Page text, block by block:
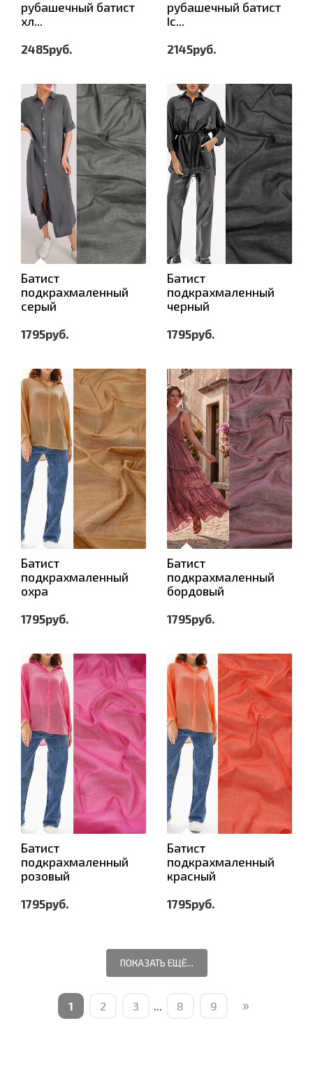
рубашечный батист
хл...
2485руб.
рубашечный батист
Ic...
2145руб.
Батист
подкрахмаленный
серый
1795руб.
Батист
подкрахмаленный
черный
1795руб.
Батист
подкрахмаленный
охра
1795руб.
Батист
подкрахмаленный
бордовый
1795руб.
Батист
подкрахмаленный
розовый
1795руб.
Батист
подкрахмаленный
красный
1795руб.
ПОКАЗАТЬ ЕЩЁ...
1 2 3 ... 8 9 »